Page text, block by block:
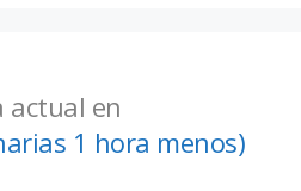
actual en
1 hora menos)